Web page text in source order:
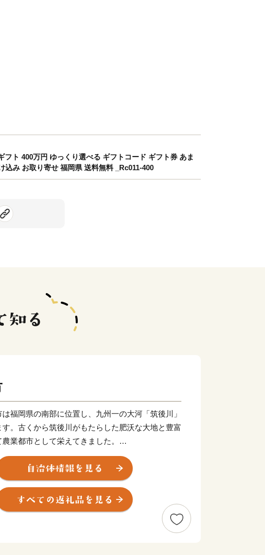
ト 400万円 ゆっくり選べる ギフトコード ギフト券 あま
み お取り寄せ 福岡県 送料無料 _Rc011-400
福岡県の南部に位置し、九州一の大河「筑後川」
す。古くから筑後川がもたらした肥沃な大地と豊富
業都市として栄えてきました。
は県南地域の商業の中心地となり、国産のシューズ
有名な「アサヒシューズ」「ムーンスター」、世界
ーの「ブリヂストン」を中心としたゴム産業のまち
きました。
で形成された独自の食文化は当時の労働者の胃袋を
、久留米のグルメとして現在に誇る逸品となってお